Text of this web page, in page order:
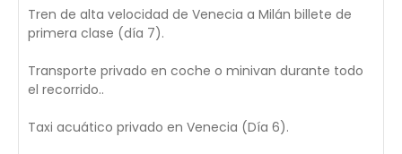
Tren de alta velocidad de Venecia a Milán billete de
primera clase (día 7).
Transporte privado en coche o minivan durante todo
el recorrido..
Taxi acuático privado en Venecia (Día 6).